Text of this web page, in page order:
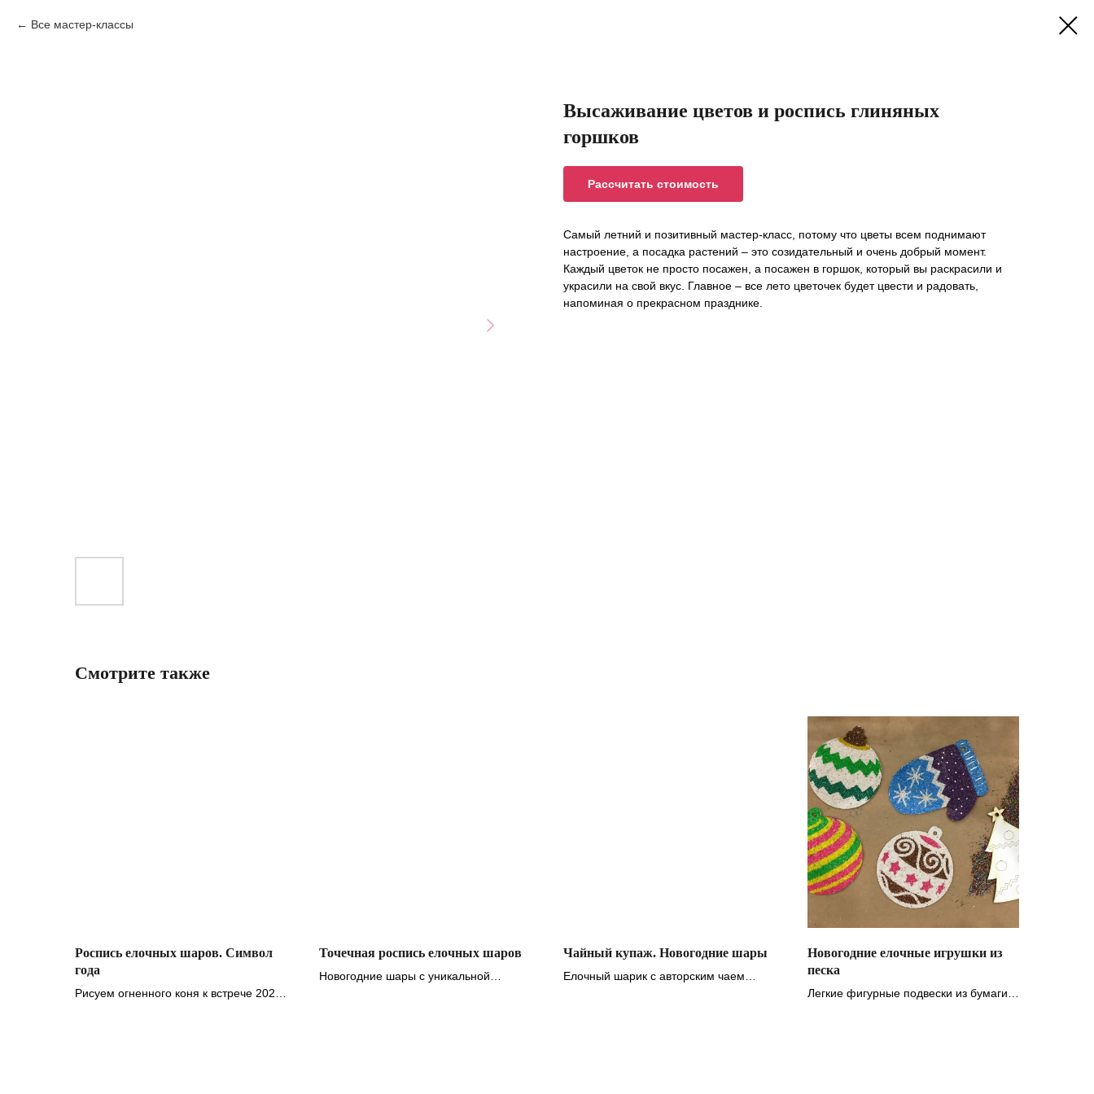
Все мастер-классы
Высаживание цветов и роспись глиняных
горшков
Рассчитать стоимость
Самый летний и позитивный мастер-класс, потому что цветы всем поднимают
настроение, а посадка растений – это созидательный и очень добрый момент.
Каждый цветок не просто посажен, а посажен в горшок, который вы раскрасили и
украсили на свой вкус. Главное – все лето цветочек будет цвести и радовать,
напоминая о прекрасном празднике.
Смотрите также
Роспись елочных шаров. Символ
года
Рисуем огненного коня к встрече 2026
Точечная роспись елочных шаров
Новогодние шары с уникальной
Чайный купаж. Новогодние шары
Елочный шарик с авторским чаем
Новогодние елочные игрушки из
песка
Легкие фигурные подвески из бумаги с